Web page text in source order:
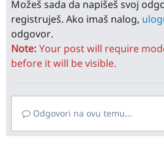
Možeš sada da napišeš svoj
registruješ. Ako imaš nalog,
odgovor.
Note: Your post will require
before it will be visible.
Odgovori na ovu temu...